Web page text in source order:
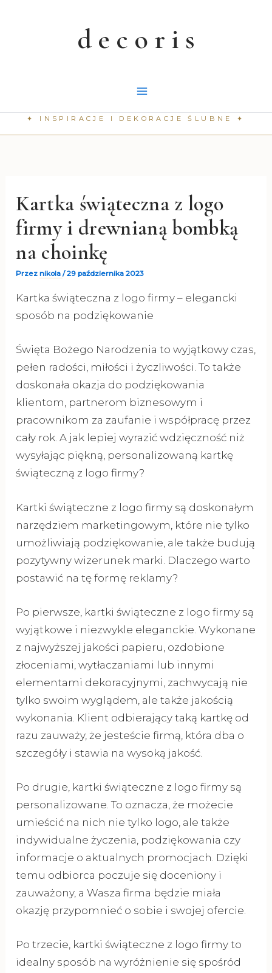
Kartka świąteczna z logo
firmy i drewnianą bombką
na choinkę
Przeznikola/29 października 2023
Kartka świąteczna z logo firmy – elegancki
sposób na podziękowanie
Święta Bożego Narodzenia to wyjątkowy czas,
pełen radości, miłości i życzliwości. To także
doskonała okazja do podziękowania
klientom, partnerom biznesowym i
pracownikom za zaufanie i współpracę przez
cały rok. A jak lepiej wyrazić wdzięczność niż
wysyłając piękną, personalizowaną kartkę
świąteczną z logo firmy?
Kartki świąteczne z logo firmy są doskonałym
narzędziem marketingowym, które nie tylko
umożliwiają podziękowanie, ale także budują
pozytywny wizerunek marki. Dlaczego warto
postawić na tę formę reklamy?
Po pierwsze, kartki świąteczne z logo firmy są
wyjątkowe i niezwykle eleganckie. Wykonane
z najwyższej jakości papieru, ozdobione
złoceniami, wytłaczaniami lub innymi
elementami dekoracyjnymi, zachwycają nie
tylko swoim wyglądem, ale także jakością
wykonania. Klient odbierający taką kartkę od
razu zauważy, że jesteście firmą, która dba o
szczegóły i stawia na wysoką jakość.
Po drugie, kartki świąteczne z logo firmy są
personalizowane. To oznacza, że możecie
umieścić na nich nie tylko logo, ale także
indywidualne życzenia, podziękowania czy
informacje o aktualnych promocjach. Dzięki
temu odbiorca poczuje się doceniony i
zauważony, a Wasza firma będzie miała
okazję przypomnieć o sobie i swojej ofercie.
Po trzecie, kartki świąteczne z logo firmy to
idealny sposób na wyróżnienie się spośród